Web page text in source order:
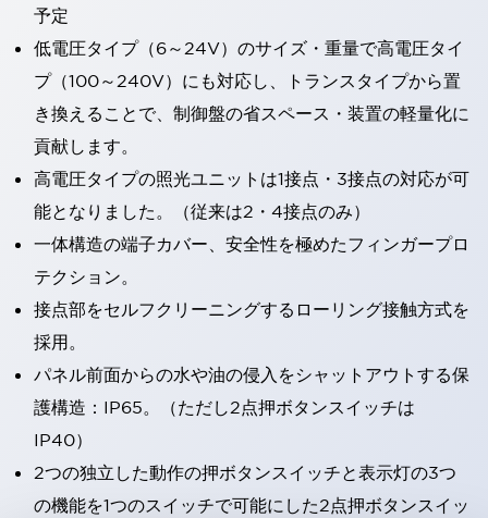
予定
低電圧タイプ（6～24V）のサイズ・重量で高電圧タイ
プ（100～240V）にも対応し、トランスタイプから置
き換えることで、制御盤の省スペース・装置の軽量化に
貢献します。
高電圧タイプの照光ユニットは1接点・3接点の対応が可
能となりました。（従来は2・4接点のみ）
一体構造の端子カバー、安全性を極めたフィンガープロ
テクション。
接点部をセルフクリーニングするローリング接触方式を
採用。
パネル前面からの水や油の侵入をシャットアウトする保
護構造：IP65。（ただし2点押ボタンスイッチは
IP40）
2つの独立した動作の押ボタンスイッチと表示灯の3つ
の機能を1つのスイッチで可能にした2点押ボタンスイッ